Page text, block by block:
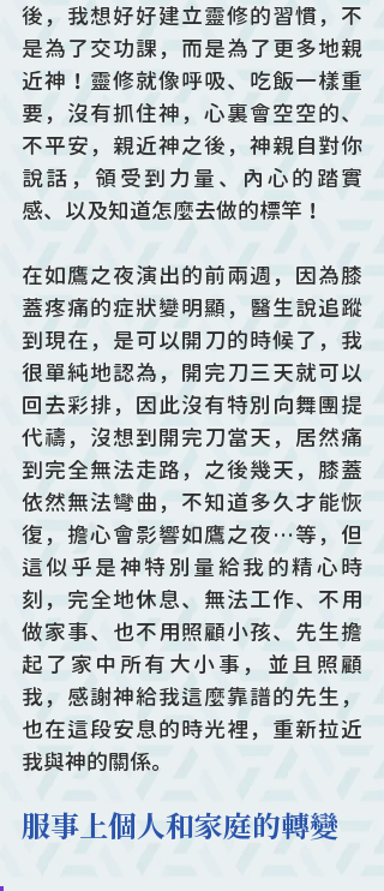
後，我想好好建立靈修的習慣，不
是為了交功課，而是為了更多地親
近神！靈修就像呼吸、吃飯一樣重
要，沒有抓住神，心裏會空空的、
不平安，親近神之後，神親自對你
說話，領受到力量、內心的踏實
感、以及知道怎麼去做的標竿！
在如鷹之夜演出的前兩週，因為膝
蓋疼痛的症狀變明顯，醫生說追蹤
到現在，是可以開刀的時候了，我
很單純地認為，開完刀三天就可以
回去彩排，因此沒有特別向舞團提
代禱，沒想到開完刀當天，居然痛
到完全無法走路，之後幾天，膝蓋
依然無法彎曲，不知道多久才能恢
復，擔心會影響如鷹之夜…等，但
這似乎是神特別量給我的精心時
刻，完全地休息、無法工作、不用
做家事、也不用照顧小孩、先生擔
起了家中所有大小事，並且照顧
我，感謝神給我這麼靠譜的先生，
也在這段安息的時光裡，重新拉近
我與神的關係。
服事上個人和家庭的轉變